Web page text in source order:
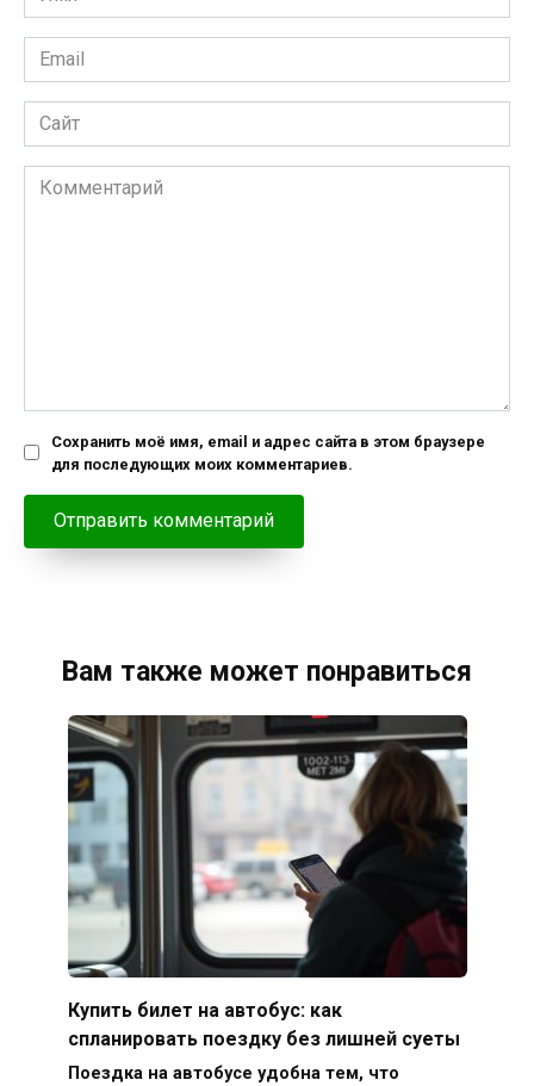
*
Email
*
Сайт
Комментарий
Сохранить моё имя, email и адрес сайта в этом браузере
для последующих моих комментариев.
Вам также может понравиться
Купить билет на автобус: как
спланировать поездку без лишней суеты
Поездка на автобусе удобна тем, что